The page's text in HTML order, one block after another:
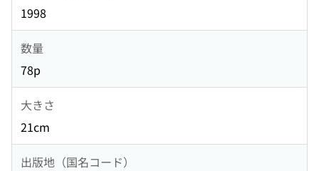
1998
数量
78p
大きさ
21cm
出版地（国名コード）